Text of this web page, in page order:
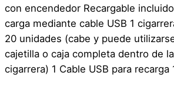
con encendedor Recargable
carga mediante cable USB 1
20 unidades (cabe y puede
cajetilla o caja completa dentro de la
cigarrera) 1 Cable USB para recarga